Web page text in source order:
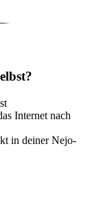
Internet nach
in deiner Nejo-